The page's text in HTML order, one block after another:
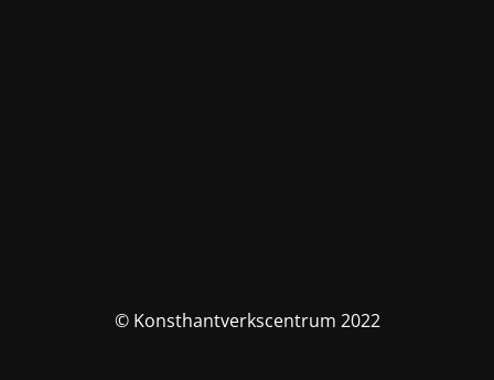
© Konsthantverkscentrum 2022